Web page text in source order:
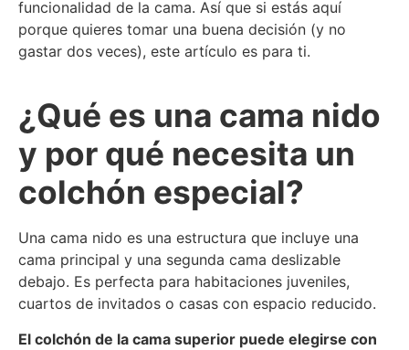
funcionalidad de la cama. Así que si estás aquí
porque quieres tomar una buena decisión (y no
gastar dos veces), este artículo es para ti.
¿Qué es una cama nido
y por qué necesita un
colchón especial?
Una cama nido es una estructura que incluye una
cama principal y una segunda cama deslizable
debajo. Es perfecta para habitaciones juveniles,
cuartos de invitados o casas con espacio reducido.
El colchón de la cama superior puede elegirse con